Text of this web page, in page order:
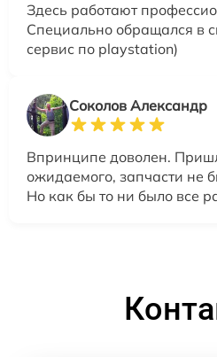
Здесь работают
Специально обращался в
сервис по playstation)
Соколов Александр
Впринципе доволен.
ожидаемого, запчасти не
Но как бы то ни было все